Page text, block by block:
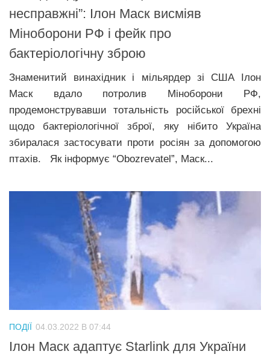
Культура
Шоу-біз
#Війна
несправжні”: Ілон Маск висміяв
Міноборони РФ і фейк про
бактеріологічну зброю
Знаменитий винахідник і мільярдер зі США Ілон
Маск вдало потролив Міноборони РФ,
продемонструвавши тотальність російської брехні
щодо бактеріологічної зброї, яку нібито Україна
збиралася застосувати проти росіян за допомогою
птахів. Як інформує “Obozrevatel”, Маск...
ПОДІЇ 04.03.2022 В 07:44
Ілон Маск адаптує Starlink для України